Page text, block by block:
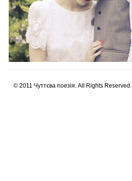
© 2011 Чуттєва поезія. All Rights Reserved.